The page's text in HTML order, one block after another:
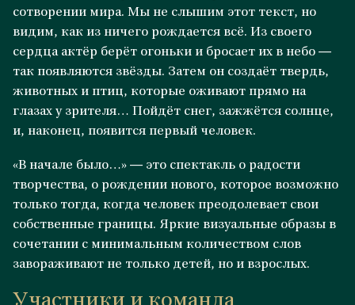
сотворении мира. Мы не слышим этот текст, но
видим, как из ничего рождается всё. Из своего
сердца актёр берёт огоньки и бросает их в небо —
так появляются звёзды. Затем он создаёт твердь,
животных и птиц, которые оживают прямо на
глазах у зрителя… Пойдёт снег, зажжётся солнце,
и, наконец, появится первый человек.
«В начале было…» — это спектакль о радости
творчества, о рождении нового, которое возможно
только тогда, когда человек преодолевает свои
собственные границы. Яркие визуальные образы в
сочетании с минимальным количеством слов
завораживают не только детей, но и взрослых.